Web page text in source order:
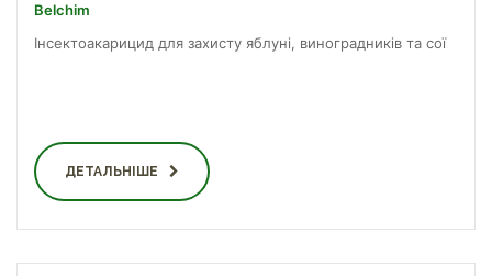
Belchim
Інсектоакарицид для захисту яблуні, виноградників та сої
ДЕТАЛЬНІШЕ